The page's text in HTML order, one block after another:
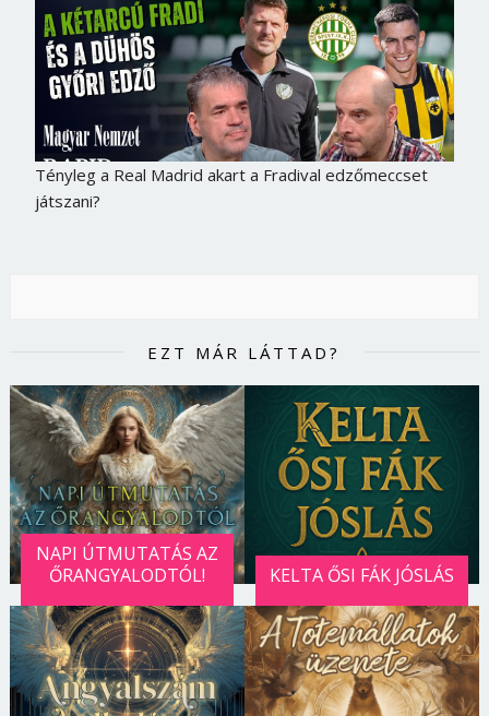
Tényleg a Real Madrid akart a Fradival edzőmeccset
játszani?
EZT MÁR LÁTTAD?
NAPI ÚTMUTATÁS AZ
ŐRANGYALODTÓL!
KELTA ŐSI FÁK JÓSLÁS